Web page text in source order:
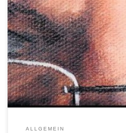
Wir trauern um unser langjähriges
am Samstag den 25. Oktober 2025
Hobbies wie Musik und der Malerei
Pistolenschütze.Mit seinem
Zuverlässigkeit unterstützte er über
den Vorstand als Schriftführer.Als
wird er uns […]
ALLGEMEIN